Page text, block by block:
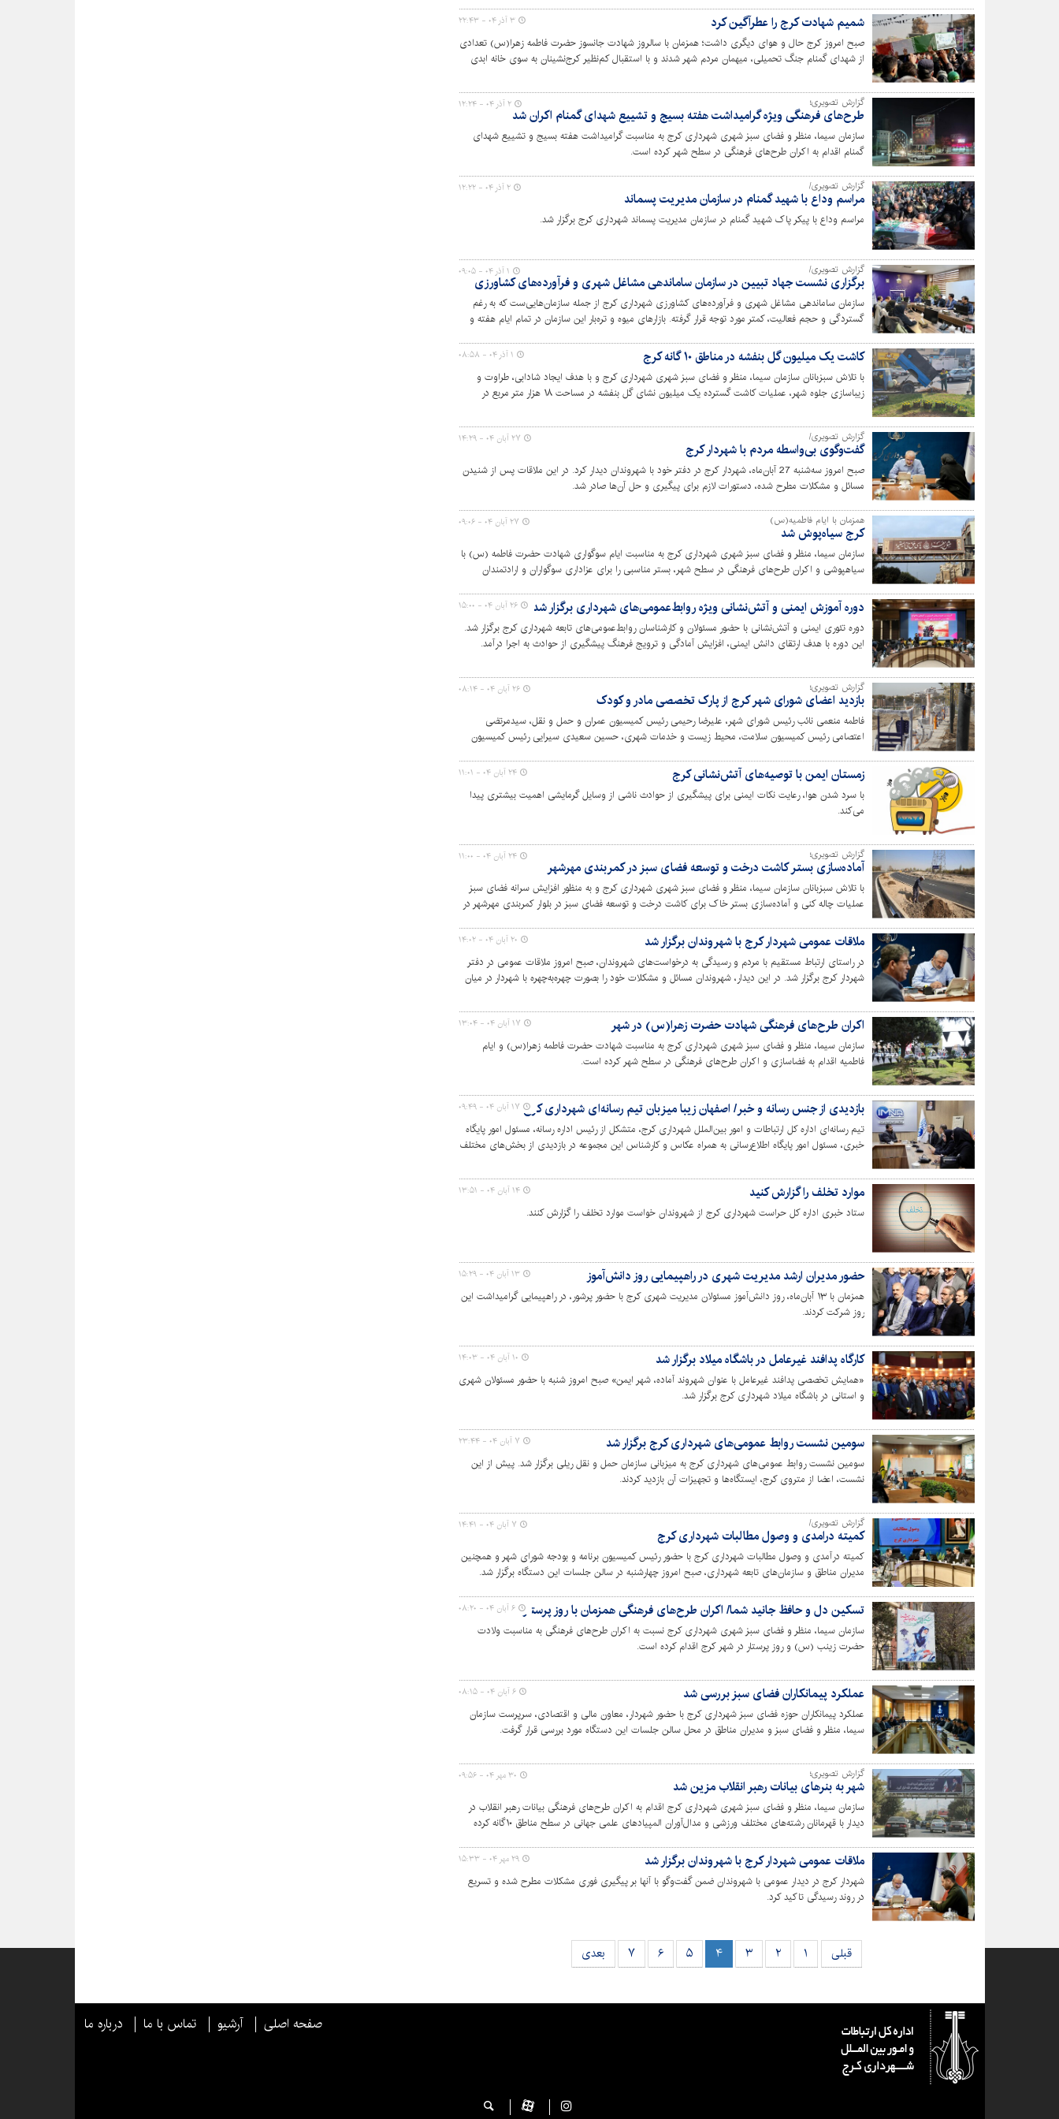
شمیم شهادت کرج را عطرآگین کرد
صبح امروز کرج حال و هوای دیگری داشت؛ همزمان با سالروز شهادت جانسوز حضرت فاطمه زهرا(س) تعدادی
از شهدای گمنام جنگ تحمیلی، میهمان مردم شهر شدند و با استقبال کم‌نظیر کرج‌نشینان به سوی خانه ابدی
۳ آذر ۰۴ - ۲۲:۴۳
گزارش تصویری؛
طرح‌های فرهنگی ویژه گرامیداشت هفته بسیج و تشییع شهدای گمنام اکران شد
سازمان سیما، منظر و فضای سبز شهری شهرداری کرج به مناسبت گرامیداشت هفته بسیج و تشییع شهدای
گمنام اقدام به اکران طرح‌های فرهنگی در سطح شهر کرده است.
۲ آذر ۰۴ - ۱۲:۲۴
گزارش تصویری/
مراسم وداع با شهید گمنام در سازمان مدیریت پسماند
مراسم وداع با پیکر پاک شهید گمنام در سازمان مدیریت پسماند شهرداری کرج برگزار شد.
۲ آذر ۰۴ - ۱۲:۲۲
گزارش تصویری/
برگزاری نشست جهاد تبیین در سازمان ساماندهی مشاغل شهری و فرآورده‌های کشاورزی
سازمان ساماندهی مشاغل شهری و فرآورده‌های کشاورزی شهرداری کرج از جمله سازمان‌هایی‌ست که به رغم
گستردگی و حجم فعالیت، کمتر مورد توجه قرار گرفته. بازارهای میوه و تره‌بار این سازمان در تمام ایام هفته و
جهاد تبیین دومین ماه از فصل پاییز، به دیدار مسئولان و دست‌اندرکاران این سازمان رفتیم.
۱ آذر ۰۴ - ۰۹:۰۵
کاشت یک میلیون گل بنفشه در مناطق ۱۰ گانه کرج
با تلاش سبزبانان سازمان سیما، منظر و فضای سبز شهری شهرداری کرج و با هدف ایجاد شادابی، طراوت و
زیباسازی جلوه شهر، عملیات کاشت گسترده یک میلیون نشای گل بنفشه در مساحت ۱۸ هزار متر مربع در
۱ آذر ۰۴ - ۰۸:۵۸
گزارش تصویری/
گفت‌وگوی بی‌واسطه مردم با شهردار کرج
صبح امروز سه‌شنبه 27 آبان‌ماه، شهردار کرج در دفتر خود با شهروندان دیدار کرد. در این ملاقات پس از شنیدن
مسائل و مشکلات مطرح شده، دستورات لازم برای پیگیری و حل آن‌ها صادر شد.
۲۷ آبان ۰۴ - ۱۴:۲۹
همزمان با ایام فاطمیه(س)
کرج سیاه‌پوش شد
سازمان سیما، منظر و فضای سبز شهری شهرداری کرج به مناسبت ایام سوگواری شهادت حضرت فاطمه (س) با
سیاهپوشی و اکران طرح‌های فرهنگی در سطح شهر، بستر مناسبی را برای عزاداری سوگواران و ارادتمندان
۲۷ آبان ۰۴ - ۰۹:۰۶
دوره آموزش ایمنی و آتش‌نشانی ویژه روابط‌عمومی‌های شهرداری برگزار شد
دوره تئوری ایمنی و آتش‌نشانی با حضور مسئولان و کارشناسان روابط‌عمومی‌های تابعه شهرداری کرج برگزار شد.
این دوره با هدف ارتقای دانش ایمنی، افزایش آمادگی و ترویج فرهنگ پیشگیری از حوادث به اجرا درآمد.
۲۶ آبان ۰۴ - ۱۵:۰۰
گزارش تصویری؛
بازدید اعضای شورای شهر کرج از پارک تخصصی مادر و کودک
فاطمه منعمی نائب رئیس شورای شهر، علیرضا رحیمی رئیس کمیسیون عمران و حمل و نقل، سیدمرتضی
اعتصامی رئیس کمیسیون سلامت، محیط زیست و خدمات شهری، حسین سعیدی سیرایی رئیس کمیسیون
رضیان رئیس سازمان سیما منظر و فضای سبز شهری شهرداری کرج از روند اجرا و پیشرفت فیزیکی پارک مادر و
برخورداری از امکانات خانه کودک، پیست دوچرخه‌سواری، آمفی‌تئاتر، شهربازی، کافه کتاب، زمین اسکیت با
پیشرفت فیزیکی ۹۵ درصد در آستانه بهره برداری قرار دارد.
۲۶ آبان ۰۴ - ۰۸:۱۴
زمستان ایمن با توصیه‌های آتش‌نشانی کرج
با سرد شدن هوا، رعایت نکات ایمنی برای پیشگیری از حوادث ناشی از وسایل گرمایشی اهمیت بیشتری پیدا
می‌کند.
۲۴ آبان ۰۴ - ۱۱:۰۱
گزارش تصویری؛
آماده‌سازی بستر کاشت درخت و توسعه فضای سبز در کمربندی مهرشهر
با تلاش سبزبانان سازمان سیما، منظر و فضای سبز شهری شهرداری کرج و به منظور افزایش سرانه فضای سبز
عملیات چاله کنی و آماده‌سازی بستر خاک برای کاشت درخت و توسعه فضای سبز در بلوار کمربندی مهرشهر در
۲۴ آبان ۰۴ - ۱۱:۰۰
ملاقات عمومی شهردار کرج با شهروندان برگزار شد
در راستای ارتباط مستقیم با مردم و رسیدگی به درخواست‌های شهروندان، صبح امروز ملاقات عمومی در دفتر
شهردار کرج برگزار شد. در این دیدار، شهروندان مسائل و مشکلات خود را بصورت چهره‌به‌چهره با شهردار در میان
۲۰ آبان ۰۴ - ۱۴:۰۲
اکران طرح‌های فرهنگی شهادت حضرت زهرا(س) در شهر
سازمان سیما، منظر و فضای سبز شهری شهرداری کرج به مناسبت شهادت حضرت فاطمه زهرا(س) و ایام
فاطمیه اقدام به فضاسازی و اکران طرح‌های فرهنگی در سطح شهر کرده است.
۱۷ آبان ۰۴ - ۱۳:۰۴
بازدیدی از جنس رسانه و خبر/ اصفهان زیبا میزبان تیم رسانه‌ای شهرداری کرج شد
تیم رسانه‌ای اداره کل ارتباطات و امور بین‌الملل شهرداری کرج، متشکل از رئیس اداره رسانه، مسئول امور پایگاه
خبری، مسئول امور پایگاه اطلاع‌رسانی به همراه عکاس و کارشناس این مجموعه در بازدیدی از بخش‌های مختلف
137، ادارات سیما و صدای شهر و تحریریه نشریات اصفهان زیبا دیدن کردند.
۱۷ آبان ۰۴ - ۰۹:۴۹
موارد تخلف را گزارش کنید
ستاد خبری اداره کل حراست شهرداری کرج از شهروندان خواست موارد تخلف را گزارش کنند.
۱۴ آبان ۰۴ - ۱۳:۵۱
حضور مدیران ارشد مدیریت شهری در راهپیمایی روز دانش‌آموز
همزمان با ۱۳ آبان‌ماه، روز دانش‌آموز مسئولان مدیریت شهری کرج با حضور پرشور، در راهپیمایی گرامیداشت این
روز شرکت کردند.
۱۳ آبان ۰۴ - ۱۵:۲۹
کارگاه پدافند غیرعامل در باشگاه میلاد برگزار شد
«همایش تخصصی پدافند غیرعامل با عنوان شهروند آماده، شهر ایمن» صبح امروز شنبه با حضور مسئولان شهری
و استانی در باشگاه میلاد شهرداری کرج برگزار شد.
۱۰ آبان ۰۴ - ۱۴:۰۳
سومین نشست روابط عمومی‌های شهرداری کرج برگزار شد
سومین نشست روابط عمومی‌های شهرداری کرج به میزبانی سازمان حمل و نقل ریلی برگزار شد. پیش از این
نشست، اعضا از متروی کرج، ایستگاه‌ها و تجهیزات آن بازدید کردند.
۷ آبان ۰۴ - ۲۳:۴۴
گزارش تصویری/
کمیته درامدی و وصول مطالبات شهرداری کرج
کمیته درآمدی و وصول مطالبات شهرداری کرج با حضور رئیس کمیسیون برنامه و بودجه شورای شهر و همچنین
مدیران مناطق و سازمان‌های تابعه شهرداری، صبح امروز چهارشنبه در سالن جلسات این دستگاه برگزار شد.
۷ آبان ۰۴ - ۱۴:۴۱
تسکین دل و حافظ جانید شما/ اکران طرح‌های فرهنگی همزمان با روز پرستار
سازمان سیما، منظر و فضای سبز شهری شهرداری کرج نسبت به اکران طرح‌های فرهنگی به مناسبت ولادت
حضرت زینب (س) و روز پرستار در شهر کرج اقدام کرده است.
۶ آبان ۰۴ - ۰۸:۲۰
عملکرد پیمانکاران فضای سبز بررسی شد
عملکرد پیمانکاران حوزه فضای سبز شهرداری کرج با حضور شهردار، معاون مالی و اقتصادی، سرپرست سازمان
سیما، منظر و فضای سبز و مدیران مناطق در محل سالن جلسات این دستگاه مورد بررسی قرار گرفت.
۶ آبان ۰۴ - ۰۸:۱۵
گزارش تصویری؛
شهر به بنرهای بیانات رهبر انقلاب مزین شد
سازمان سیما، منظر و فضای سبز شهری شهرداری کرج اقدام به اکران طرح‌های فرهنگی بیانات رهبر انقلاب در
دیدار با قهرمانان رشته‌های مختلف ورزشی و مدال‌آوران المپیادهای علمی جهانی در سطح مناطق ۱۰‌گانه کرده
۳۰ مهر ۰۴ - ۰۹:۵۶
ملاقات عمومی شهردار کرج با شهروندان برگزار شد
شهردار کرج در دیدار عمومی با شهروندان ضمن گفت‌وگو با آنها بر پیگیری فوری مشکلات مطرح شده و تسریع
در روند رسیدگی تاکید کرد.
۲۹ مهر ۰۴ - ۱۵:۳۳
قبلی ۱ ۲ ۳ ۴ ۵ ۶ ۷ بعدی
صفحه اصلی آرشیو تماس با ما درباره ما